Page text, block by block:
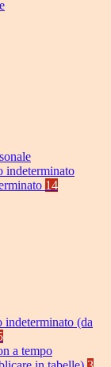
indeterminato
14
indeterminato (da
a tempo